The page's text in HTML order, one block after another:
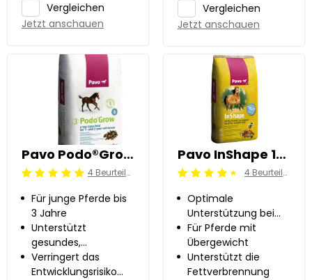
Vergleichen
Jetzt anschauen
Vergleichen
Jetzt anschauen
Pavo Podo®Grow 20 kg
Beoordeling: 5/5 4 Beurteilung
Für junge Pferde bis
3 Jahre
Unterstützt
gesundes,
gleichmäßiges
Wachstum
Verringert das
Entwicklungsrisiko
Pavo InShape 15 kg
Beoordeling: 4.5/5 4 Beurteilung
Optimale
Unterstützung beim
Abnehmen
Für Pferde mit
Übergewicht
Unterstützt die
Fettverbrennung